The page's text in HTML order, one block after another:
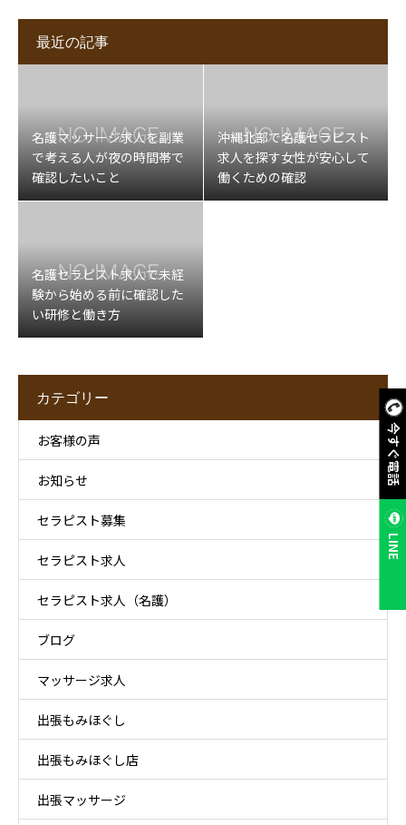
今すぐ電話
LINE
最近の記事
名護マッサージ求人を副業
で考える人が夜の時間帯で
確認したいこと
沖縄北部で名護セラピスト
求人を探す女性が安心して
働くための確認
名護セラピスト求人で未経
験から始める前に確認した
い研修と働き方
カテゴリー
お客様の声
お知らせ
セラピスト募集
セラピスト求人
セラピスト求人（名護）
ブログ
マッサージ求人
出張もみほぐし
出張もみほぐし店
出張マッサージ